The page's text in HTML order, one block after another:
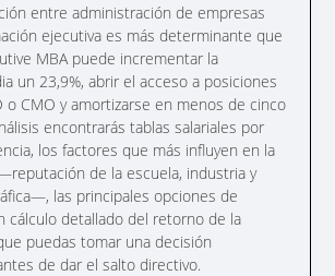
entre administración de empresas
ejecutiva es más determinante que
MBA puede incrementar la
un 23,9%, abrir el acceso a posiciones
o CMO y amortizarse en menos de cinco
encontrarás tablas salariales por
los factores que más influyen en la
de la escuela, industria y
las principales opciones de
cálculo detallado del retorno de la
puedas tomar una decisión
de dar el salto directivo.